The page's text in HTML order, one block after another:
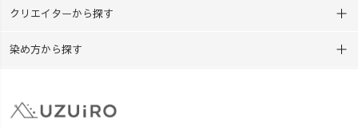
クリエイターから探す
染め方から探す